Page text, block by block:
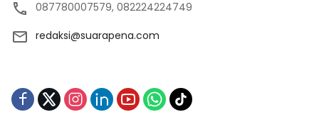
087780007579, 082224224749
redaksi@suarapena.com